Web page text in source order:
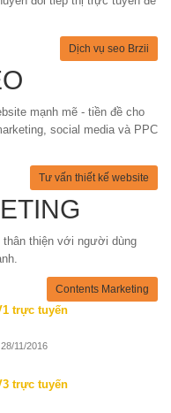
Dịch vụ seo Brzii
mạnh mẽ - tiền đề cho
social media và PPC
Tư vấn thiết kế website
thiện với người dùng
Contents Marketing
trực tuyến
11/2016
trực tuyến